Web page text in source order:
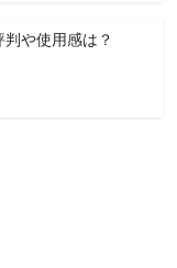
や使用感は？